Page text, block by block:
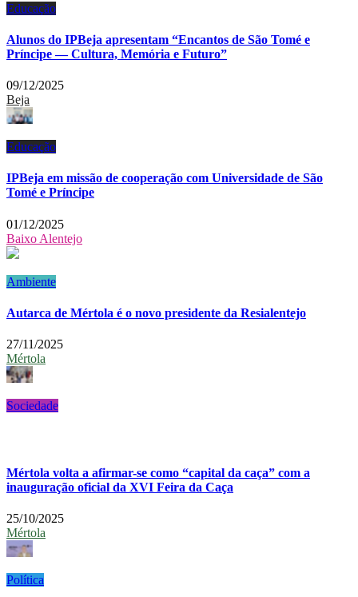
Educação
Alunos do IPBeja apresentam “Encantos de São Tomé e
Príncipe — Cultura, Memória e Futuro”
09/12/2025
Beja
Educação
IPBeja em missão de cooperação com Universidade de São
Tomé e Príncipe
01/12/2025
Baixo Alentejo
Ambiente
Autarca de Mértola é o novo presidente da Resialentejo
27/11/2025
Mértola
Sociedade
Mértola volta a afirmar-se como “capital da caça” com a
inauguração oficial da XVI Feira da Caça
25/10/2025
Mértola
Política